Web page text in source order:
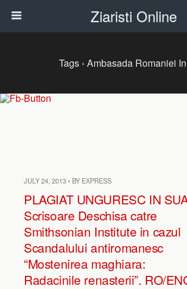
Ziaristi Online
Tags › Ambasada Romaniei
JULY 24, 2013 • BY EXPRESS
PLAGIAT UNGURESC IN
Scrisoare Deschisa catre
Smithsonian Institute in cazul
Scandalului antiromanesc
“Mostenirea maghiara:
Radacinile renasterii”. RO/